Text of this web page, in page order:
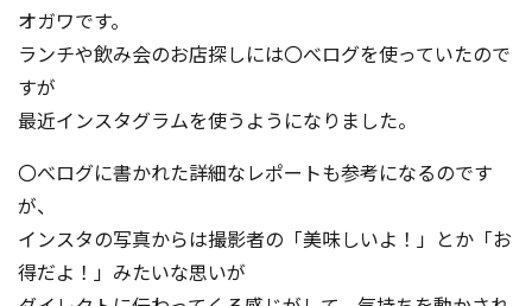
事例紹介
事務局アウトソーシング
コンテスト情報及びプレゼン
ト情報を「Koubo」に無料で
オガワです。
ランチや飲み会のお店探しには〇べログを使っていたので
すが
最近インスタグラムを使うようになりました。
〇べログに書かれた詳細なレポートも参考になるのです
が、
インスタの写真からは撮影者の「美味しいよ！」とか「お
得だよ！」みたいな思いが